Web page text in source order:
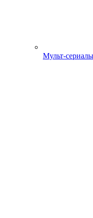
Мульт-сериалы